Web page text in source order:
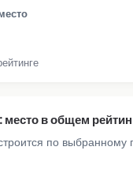
место в общем
по